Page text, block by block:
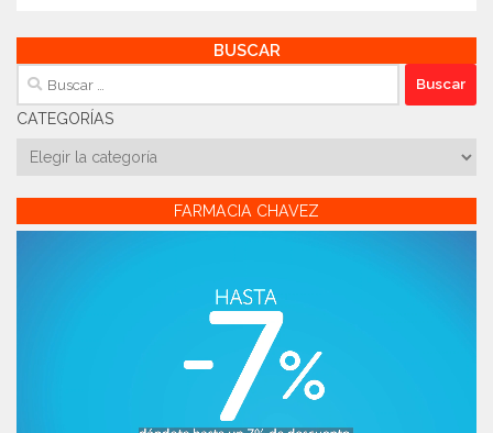
BUSCAR
Buscar:
CATEGORÍAS
Categorías
FARMACIA CHAVEZ